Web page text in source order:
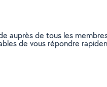
auprès de tous les
de vous répondre